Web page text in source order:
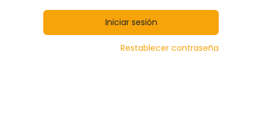
Iniciar sesión
Restablecer contraseña